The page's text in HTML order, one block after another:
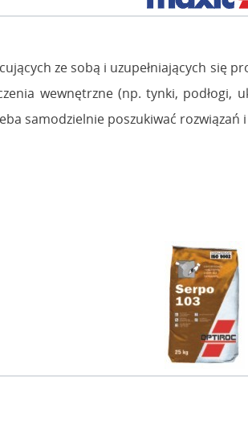
ze sobą i uzupełniających
wewnętrzne (np. tynki, podłogi,
samodzielnie poszukiwać